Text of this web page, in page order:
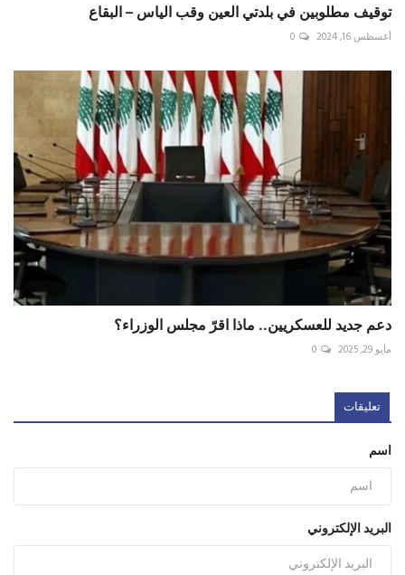
توقيف مطلوبين في بلدتي العين وقب الياس – البقاع
أغسطس 16, 2024 0
دعم جديد للعسكريين.. ماذا اقرّ مجلس الوزراء؟
مايو 29, 2025 0
تعليقات
اسم
البريد الإلكتروني